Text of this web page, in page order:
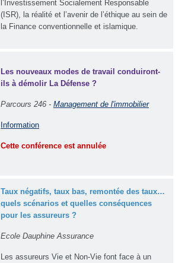
l’Investissement Socialement Responsable
(ISR), la réalité et l’avenir de l’éthique au sein de
la Finance conventionnelle et islamique.
Les nouveaux modes de travail conduiront-
ils à démolir La Défense ?
Parcours 246 - Management de l'immobilier
Information
Cette conférence est annulée
Taux négatifs, taux bas, remontée des taux…
quels scénarios et quelles conséquences
pour les assureurs ?
Ecole Dauphine Assurance
Les assureurs Vie et Non-Vie font face à un